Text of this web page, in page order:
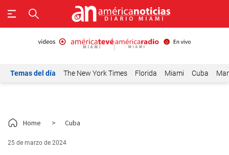
Temas del día The New York Times Florida Miami Cuba
Home > Cuba
25 de marzo de 2024